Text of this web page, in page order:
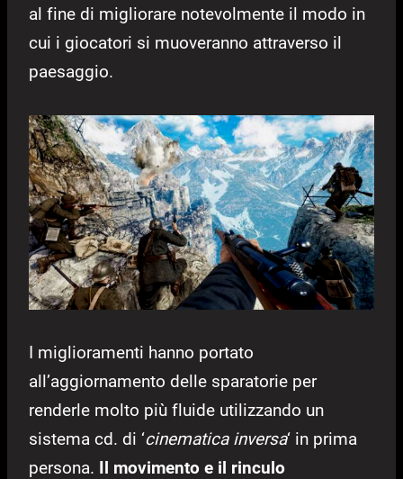
al fine di migliorare notevolmente il modo in
cui i giocatori si muoveranno attraverso il
paesaggio.
I miglioramenti hanno portato
all’aggiornamento delle sparatorie per
renderle molto più fluide utilizzando un
sistema cd. di ‘cinematica inversa‘ in prima
persona. Il movimento e il rinculo